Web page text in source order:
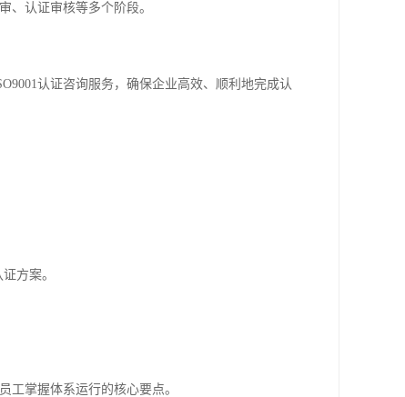
、认证审核等多个阶段。
认证咨询服务，确保企业高效、顺利地完成认
方案。
工掌握体系运行的核心要点。